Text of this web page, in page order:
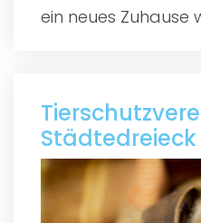
ein neues Zuhause
Städtedreieck